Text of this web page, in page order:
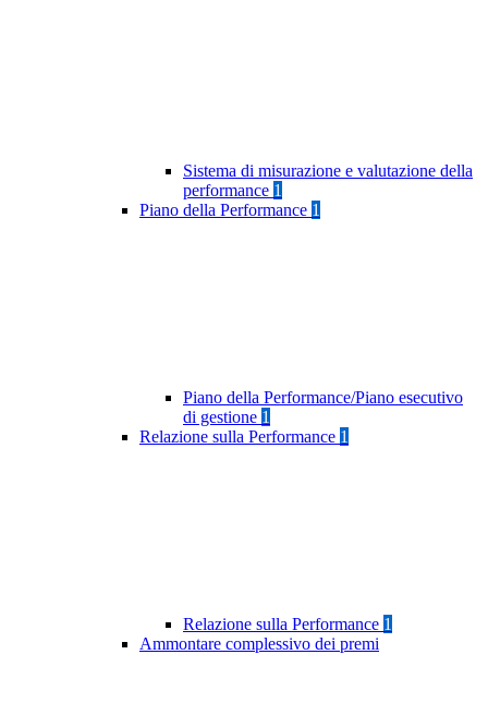
Sistema di misurazione e valutazione della
performance 1
Piano della Performance 1
Piano della Performance/Piano esecutivo
di gestione 1
Relazione sulla Performance 1
Relazione sulla Performance 1
Ammontare complessivo dei premi